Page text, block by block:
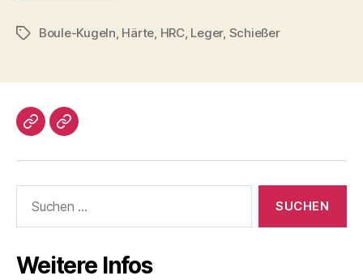
Schlagwörter
Boule-Kugeln, Härte, HRC, Leger, Schießer
Impressum/DatSchutz
Beliebte
nach:
Weitere Infos